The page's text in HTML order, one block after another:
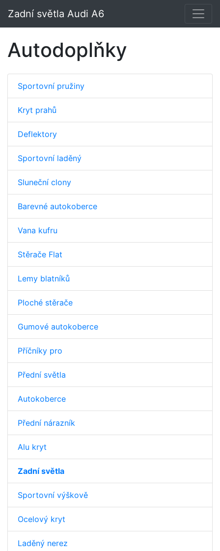
Zadní světla Audi A6
Autodoplňky
Sportovní pružiny
Kryt prahů
Deflektory
Sportovní laděný
Sluneční clony
Barevné autokoberce
Vana kufru
Stěrače Flat
Lemy blatníků
Ploché stěrače
Gumové autokoberce
Příčníky pro
Přední světla
Autokoberce
Přední nárazník
Alu kryt
Zadní světla
Sportovní výškově
Ocelový kryt
Laděný nerez